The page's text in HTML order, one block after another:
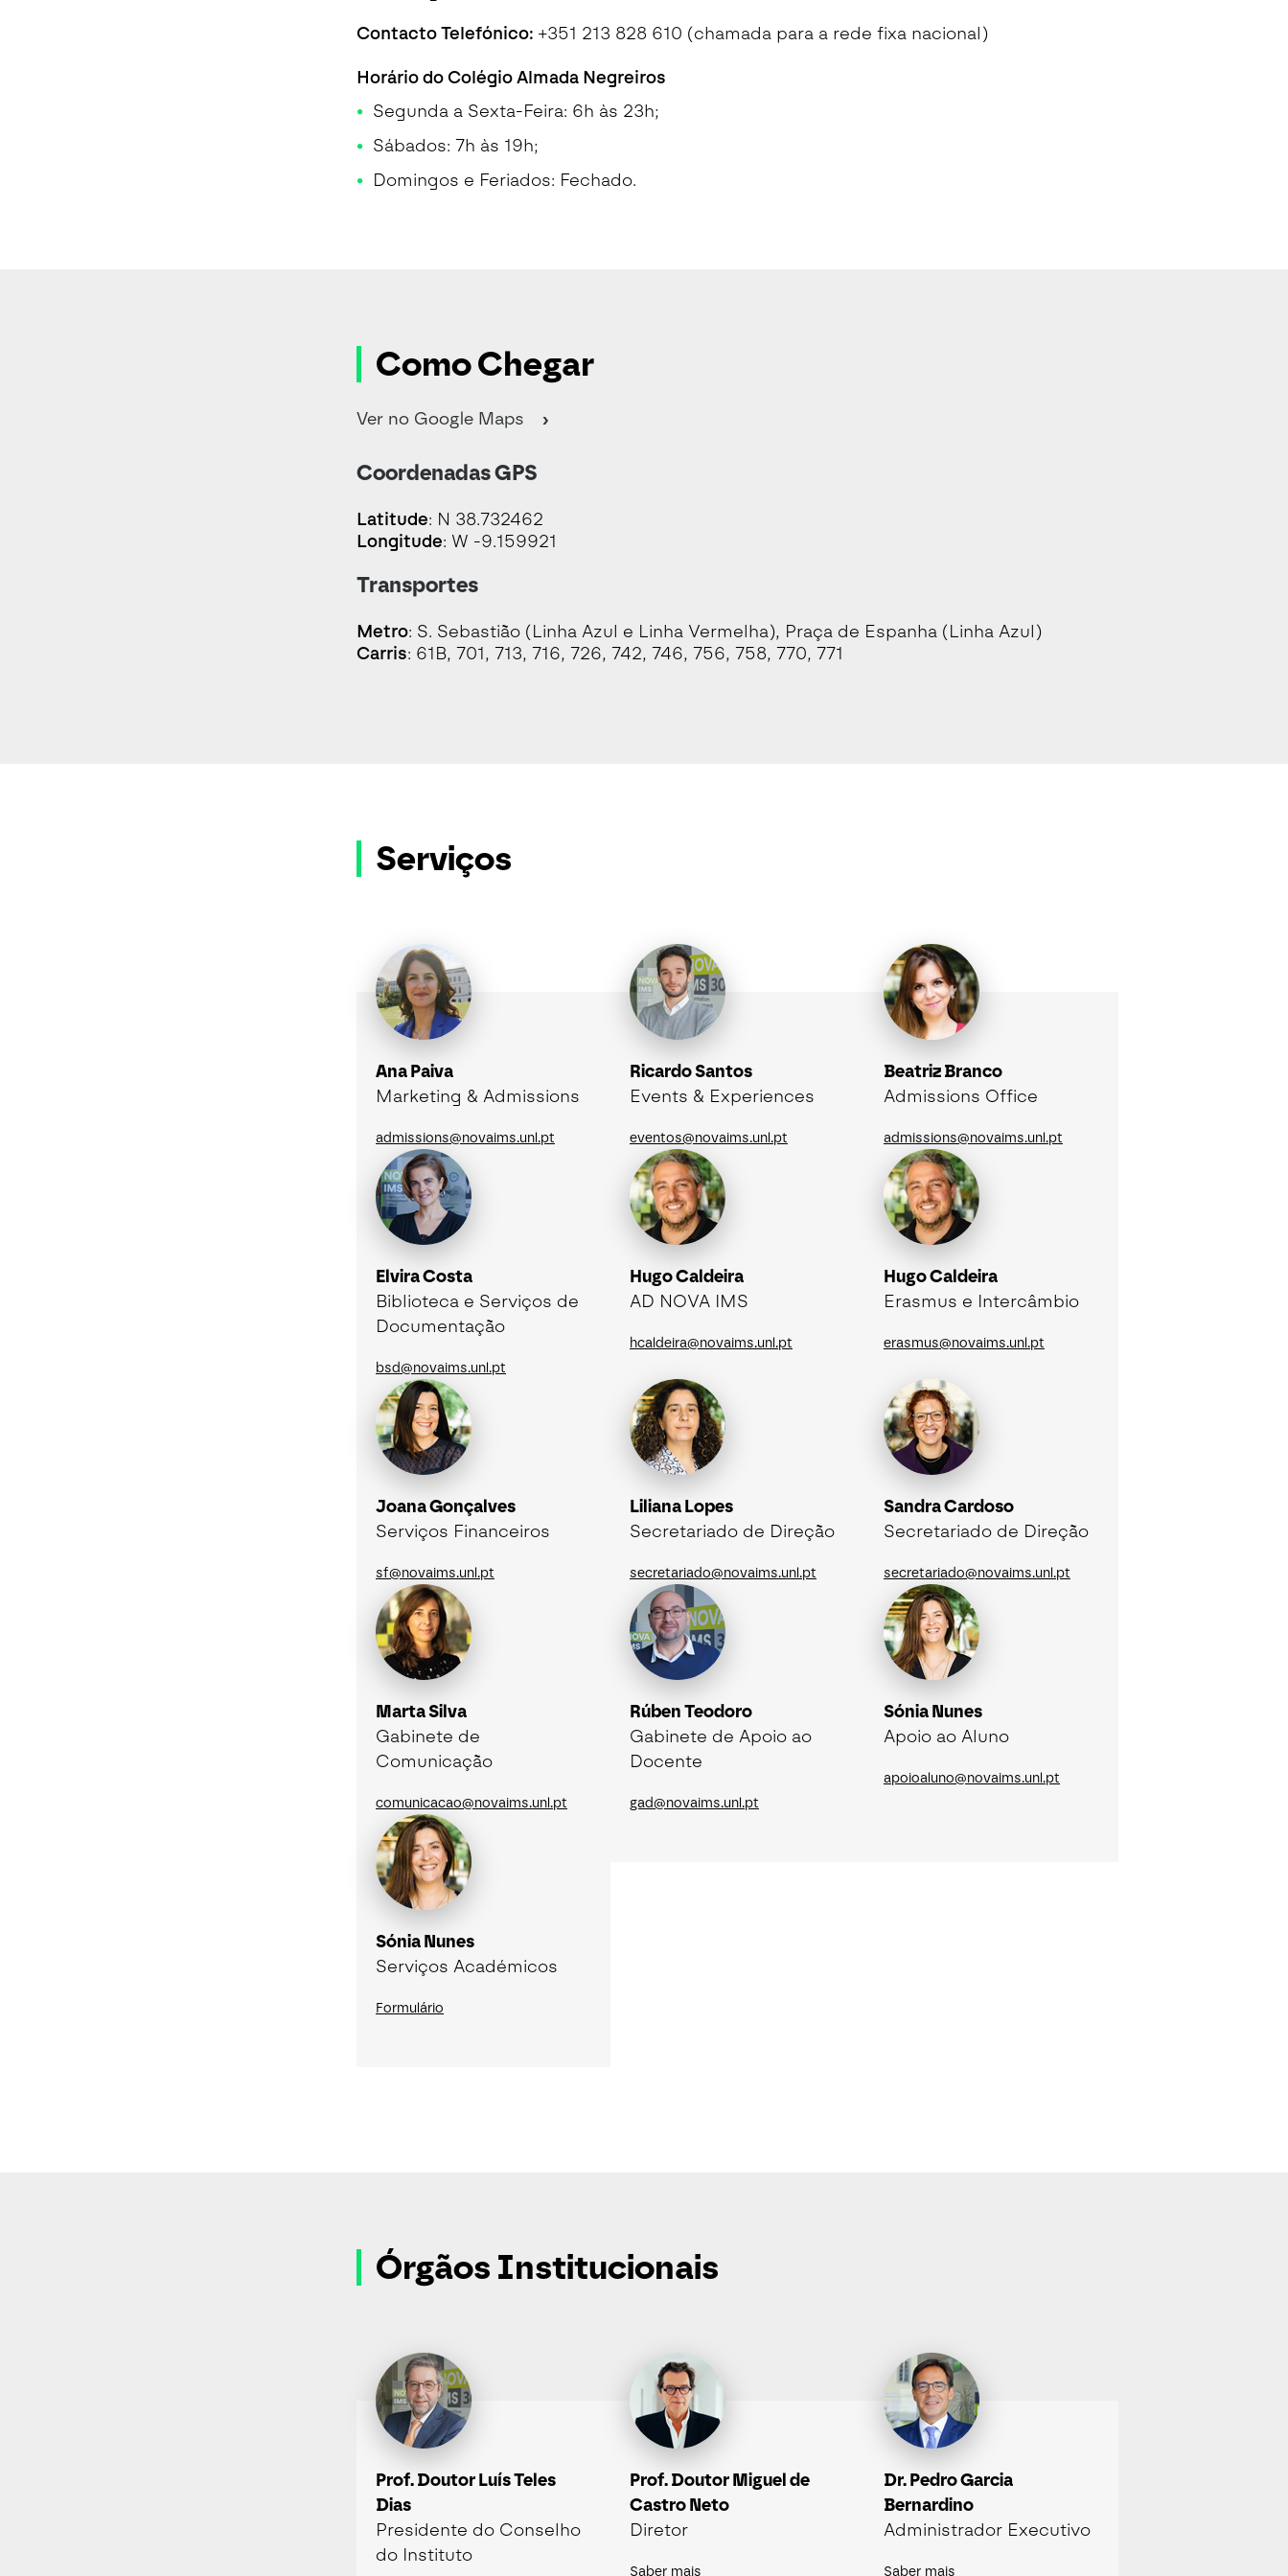
Contacto Telefónico: +351 213 828 610 (chamada para a rede fixa nacional)
Horário do Colégio Almada Negreiros
Segunda a Sexta-Feira: 6h às 23h;
Sábados: 7h às 19h;
Domingos e Feriados: Fechado.
Como Chegar
Ver no Google Maps
Coordenadas GPS
Latitude: N 38.732462
Longitude: W -9.159921
Transportes
Metro: S. Sebastião (Linha Azul e Linha Vermelha), Praça de Espanha (Linha Azul)
Carris: 61B, 701, 713, 716, 726, 742, 746, 756, 758, 770, 771
Serviços
Ana Paiva
Marketing & Admissions
admissions@novaims.unl.pt
Ricardo Santos
Events & Experiences
eventos@novaims.unl.pt
Beatriz Branco
Admissions Office
admissions@novaims.unl.pt
Elvira Costa
Biblioteca e Serviços de
Documentação
bsd@novaims.unl.pt
Hugo Caldeira
AD NOVA IMS
hcaldeira@novaims.unl.pt
Hugo Caldeira
Erasmus e Intercâmbio
erasmus@novaims.unl.pt
Joana Gonçalves
Serviços Financeiros
sf@novaims.unl.pt
Liliana Lopes
Secretariado de Direção
secretariado@novaims.unl.pt
Sandra Cardoso
Secretariado de Direção
secretariado@novaims.unl.pt
Marta Silva
Gabinete de
Comunicação
comunicacao@novaims.unl.pt
Rúben Teodoro
Gabinete de Apoio ao
Docente
gad@novaims.unl.pt
Sónia Nunes
Apoio ao Aluno
apoioaluno@novaims.unl.pt
Sónia Nunes
Serviços Académicos
Formulário
Órgãos Institucionais
Prof. Doutor Luís Teles
Dias
Presidente do Conselho
do Instituto
Prof. Doutor Miguel de
Castro Neto
Diretor
Saber mais
Dr. Pedro Garcia
Bernardino
Administrador Executivo
Saber mais